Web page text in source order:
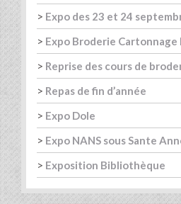
> Expo des 23 et 24
> Expo Broderie
> Reprise des cours de
> Repas de fin d’année
> Expo Dole
> Expo NANS sous Sante
> Exposition Bibliothèque